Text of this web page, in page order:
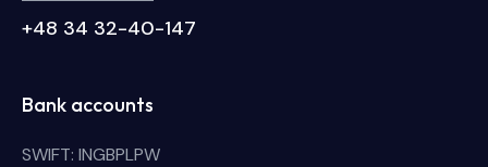
+48 34 32-40-147
Bank accounts
SWIFT: INGBPLPW